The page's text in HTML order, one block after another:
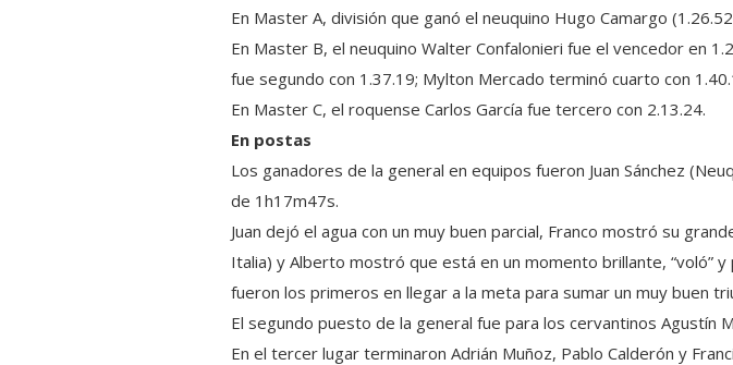
En Master A, división que ganó el neuquino Hugo Camargo
En Master B, el neuquino Walter Confalonieri fue el vencedor en
fue segundo con 1.37.19; Mylton Mercado terminó cuarto con
En Master C, el roquense Carlos García fue tercero con 2.13.24.
En postas
Los ganadores de la general en equipos fueron Juan Sánchez
de 1h17m47s.
Juan dejó el agua con un muy buen parcial, Franco mostró su
Italia) y Alberto mostró que está en un momento brillante, “voló”
fueron los primeros en llegar a la meta para sumar un muy buen
El segundo puesto de la general fue para los cervantinos Agustín
En el tercer lugar terminaron Adrián Muñoz, Pablo Calderón y